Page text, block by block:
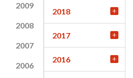
2009
2008
2007
2006
2018
2017
2016